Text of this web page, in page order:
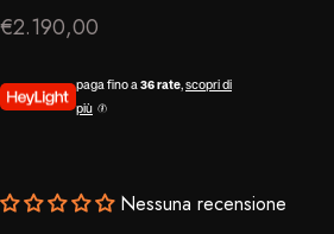
€2.190,00
paga fino a 36 rate, scopri di
più
Nessuna recensione